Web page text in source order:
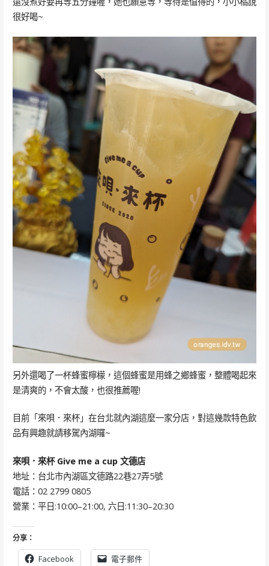
很好喝~
另外還喝了一杯蜂蜜檸檬，這個蜂蜜是用蜂之鄉蜂蜜，整體喝起來
是清爽的，不會太酸，也很推薦喔!
目前「來唄．來杯」在台北就內湖這麼一家分店，對這幾款特色飲
品有興趣就請移駕內湖囉~
來唄．來杯 Give me a cup 文德店
地址：台北市內湖區文德路22巷27弄5號
電話：02 2799 0805
營業：平日:10:00–21:00, 六日:11:30–20:30
分享：
Facebook 電子郵件